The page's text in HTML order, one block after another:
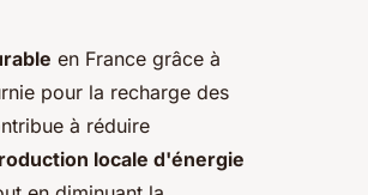
en France grâce à
pour la recharge des
à réduire
locale d'énergie